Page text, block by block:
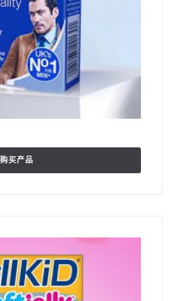
购买产品